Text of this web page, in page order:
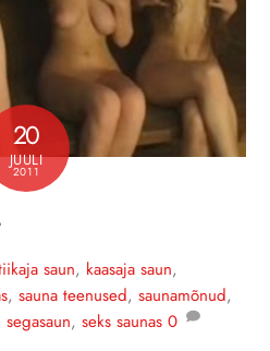
20
JUULI
2011
saun, kaasaja saun,
,sauna teenused,saunamõnud,
segasaun,seks saunas 0